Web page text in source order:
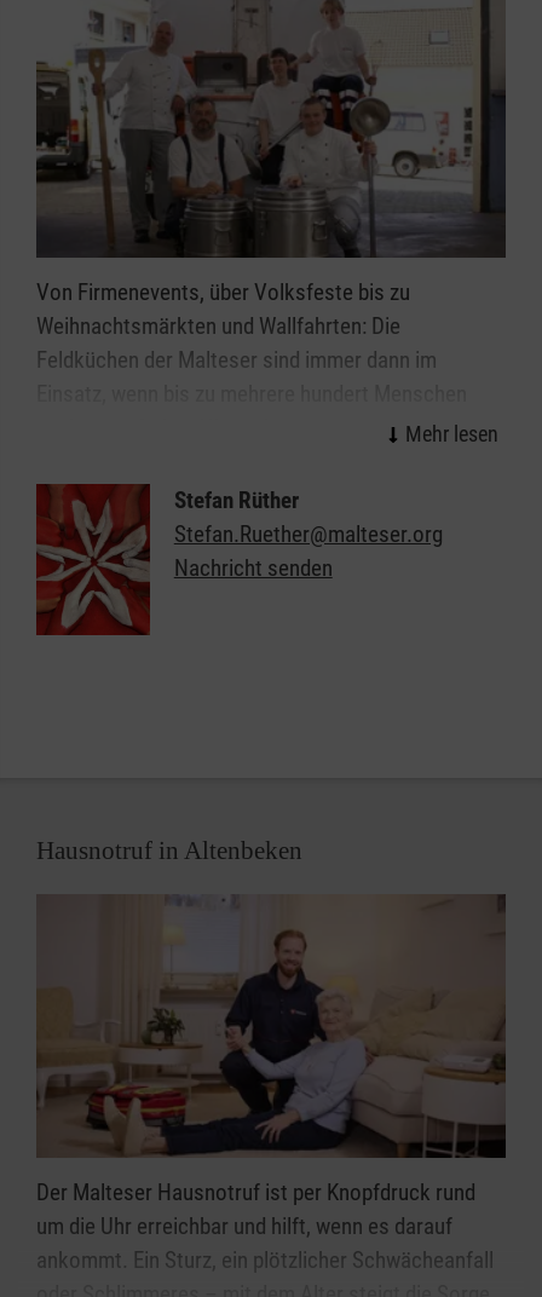
Von Firmenevents, über Volksfeste bis zu
Weihnachtsmärkten und Wallfahrten: Die
Feldküchen der Malteser sind immer dann im
auch unter freiem Himmel versorgt werden
Stefan Rüther
Stefan.Ruether@malteser.org
Nachricht senden
Hausnotruf in Altenbeken
Der Malteser Hausnotruf ist per Knopfdruck rund
um die Uhr erreichbar und hilft, wenn es darauf
ankommt. Ein Sturz, ein plötzlicher Schwächeanfall